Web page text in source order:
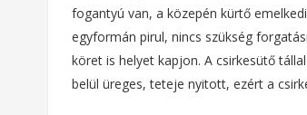
fogantyú van, a közepén kürtő
egyformán pirul, nincs szükség
köret is helyet kapjon. A csirkesütő
belül üreges, teteje nyitott, ezért a